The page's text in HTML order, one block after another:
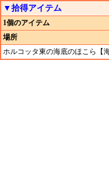
▼拾得アイテム
1個のアイテム
場所
ホルコッタ東の海底のほこら【海